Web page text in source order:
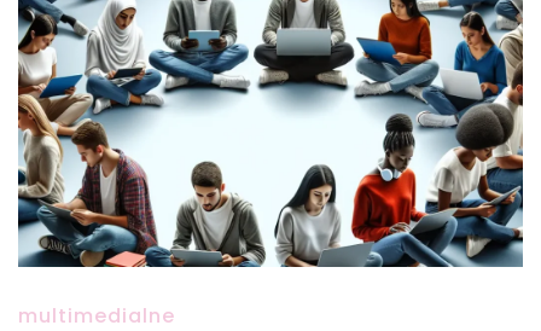
multimedialne